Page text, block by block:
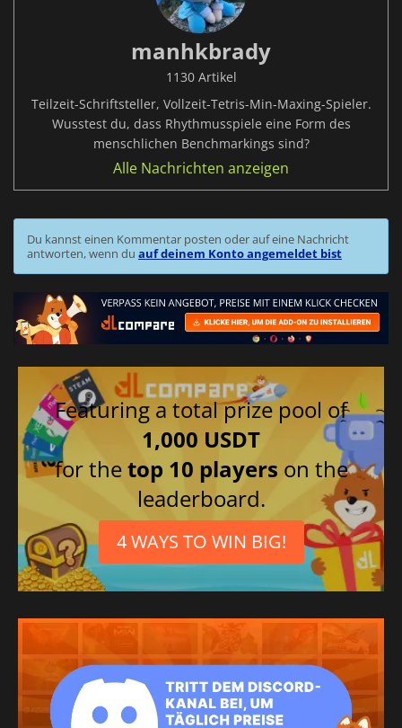
manhkbrady
1130 Artikel
Teilzeit-Schriftsteller, Vollzeit-Tetris-Min-Maxing-Spieler.
Wusstest du, dass Rhythmusspiele eine Form des
menschlichen Benchmarkings sind?
Alle Nachrichten anzeigen
Du kannst einen Kommentar posten oder auf eine Nachricht
antworten, wenn du auf deinem Konto angemeldet bist
Featuring a total prize pool of
1,000 USDT
for thetop 10 players on the
leaderboard.
4 WAYS TO WIN BIG!